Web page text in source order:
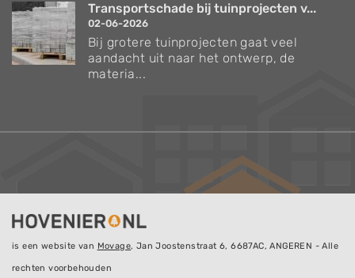
Transportschade bij tuinprojecten v...
02-06-2026
Bij grotere tuinprojecten gaat veel
aandacht uit naar het ontwerp, de
materia...
is een website van Movage, Jan Joostenstraat 6, 6687AC, ANGEREN - Alle
rechten voorbehouden